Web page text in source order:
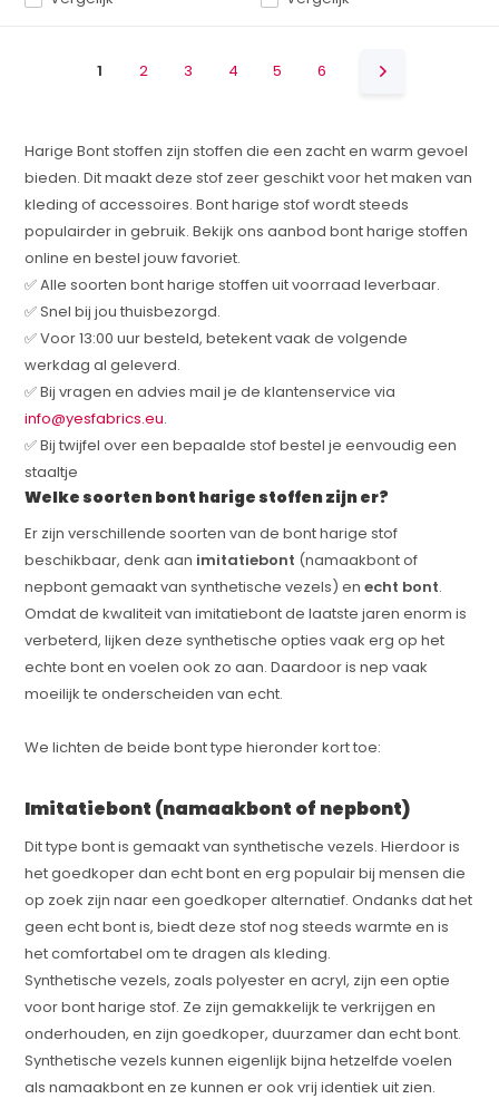
1 2 3 4 5 6
Harige Bont stoffen zijn stoffen die een zacht en warm gevoel
bieden. Dit maakt deze stof zeer geschikt voor het maken van
kleding of accessoires. Bont harige stof wordt steeds
populairder in gebruik. Bekijk ons aanbod bont harige stoffen
online en bestel jouw favoriet.
✅ Alle soorten bont harige stoffen uit voorraad leverbaar.
✅ Snel bij jou thuisbezorgd.
✅ Voor 13:00 uur besteld, betekent vaak de volgende
werkdag al geleverd.
✅ Bij vragen en advies mail je de klantenservice via
info@yesfabrics.eu.
✅ Bij twijfel over een bepaalde stof bestel je eenvoudig een
staaltje
Welke soorten bont harige stoffen zijn er?
Er zijn verschillende soorten van de bont harige stof
beschikbaar, denk aan imitatiebont (namaakbont of
nepbont gemaakt van synthetische vezels) enecht bont.
Omdat de kwaliteit van imitatiebont de laatste jaren enorm is
verbeterd, lijken deze synthetische opties vaak erg op het
echte bont en voelen ook zo aan. Daardoor is nep vaak
moeilijk te onderscheiden van echt.
We lichten de beide bont type hieronder kort toe:
Imitatiebont (namaakbont of nepbont)
Dit type bont is gemaakt van synthetische vezels. Hierdoor is
het goedkoper dan echt bont en erg populair bij mensen die
op zoek zijn naar een goedkoper alternatief. Ondanks dat het
geen echt bont is, biedt deze stof nog steeds warmte en is
het comfortabel om te dragen als kleding.
Synthetische vezels, zoals polyester en acryl, zijn een optie
voor bont harige stof. Ze zijn gemakkelijk te verkrijgen en
onderhouden, en zijn goedkoper, duurzamer dan echt bont.
Synthetische vezels kunnen eigenlijk bijna hetzelfde voelen
als namaakbont en ze kunnen er ook vrij identiek uit zien.